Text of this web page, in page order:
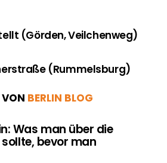
(Görden, Veilchenweg)
(Rummelsburg)
VON BERLIN BLOG
Was man über die
bevor man